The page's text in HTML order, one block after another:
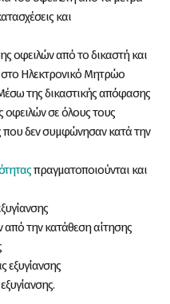
και
οφειλών από το δικαστή και
Ηλεκτρονικό Μητρώο
της δικαστικής απόφασης
οφειλών σε όλους τους
που δεν συμφώνησαν κατά την
πραγματοποιούνται και
από την κατάθεση αίτησης
εξυγίανσης